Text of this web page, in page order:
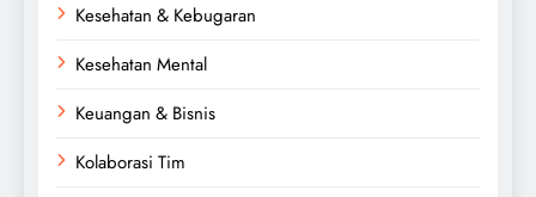
Kesehatan & Kebugaran
Kesehatan Mental
Keuangan & Bisnis
Kolaborasi Tim